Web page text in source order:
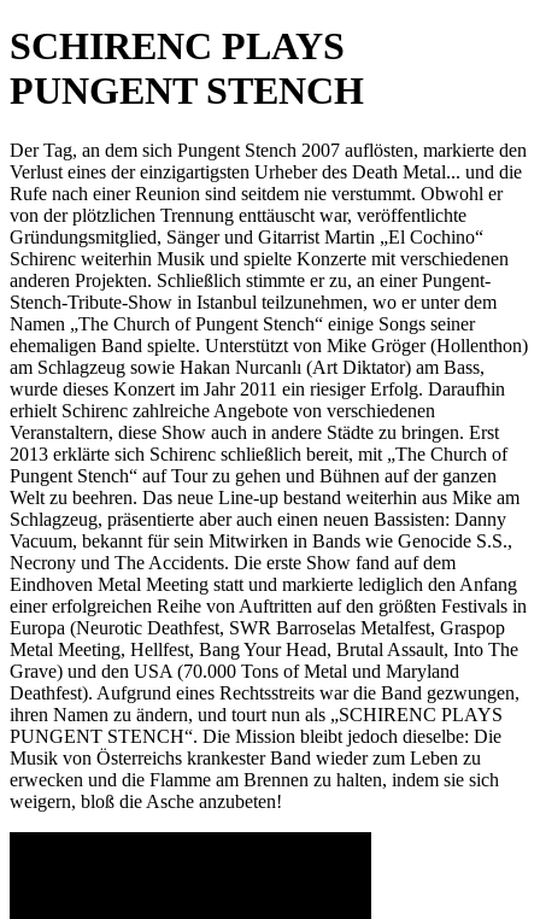
SCHIRENC PLAYS
PUNGENT STENCH
Der Tag, an dem sich Pungent Stench 2007 auflösten, markierte den
Verlust eines der einzigartigsten Urheber des Death Metal... und die
Rufe nach einer Reunion sind seitdem nie verstummt. Obwohl er
von der plötzlichen Trennung enttäuscht war, veröffentlichte
Gründungsmitglied, Sänger und Gitarrist Martin „El Cochino“
Schirenc weiterhin Musik und spielte Konzerte mit verschiedenen
anderen Projekten. Schließlich stimmte er zu, an einer Pungent-
Stench-Tribute-Show in Istanbul teilzunehmen, wo er unter dem
Namen „The Church of Pungent Stench“ einige Songs seiner
ehemaligen Band spielte. Unterstützt von Mike Gröger (Hollenthon)
am Schlagzeug sowie Hakan Nurcanlı (Art Diktator) am Bass,
wurde dieses Konzert im Jahr 2011 ein riesiger Erfolg. Daraufhin
erhielt Schirenc zahlreiche Angebote von verschiedenen
Veranstaltern, diese Show auch in andere Städte zu bringen. Erst
2013 erklärte sich Schirenc schließlich bereit, mit „The Church of
Pungent Stench“ auf Tour zu gehen und Bühnen auf der ganzen
Welt zu beehren. Das neue Line-up bestand weiterhin aus Mike am
Schlagzeug, präsentierte aber auch einen neuen Bassisten: Danny
Vacuum, bekannt für sein Mitwirken in Bands wie Genocide S.S.,
Necrony und The Accidents. Die erste Show fand auf dem
Eindhoven Metal Meeting statt und markierte lediglich den Anfang
einer erfolgreichen Reihe von Auftritten auf den größten Festivals in
Europa (Neurotic Deathfest, SWR Barroselas Metalfest, Graspop
Metal Meeting, Hellfest, Bang Your Head, Brutal Assault, Into The
Grave) und den USA (70.000 Tons of Metal und Maryland
Deathfest). Aufgrund eines Rechtsstreits war die Band gezwungen,
ihren Namen zu ändern, und tourt nun als „SCHIRENC PLAYS
PUNGENT STENCH“. Die Mission bleibt jedoch dieselbe: Die
Musik von Österreichs krankester Band wieder zum Leben zu
erwecken und die Flamme am Brennen zu halten, indem sie sich
weigern, bloß die Asche anzubeten!